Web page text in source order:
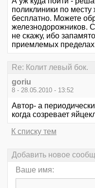
поликлиники по месту
бесплатно. Можете
железнодорожников.
не скажу, ибо
приемлемых
Re: Колит левый бок.
goriu
8 - 28.05.2010 - 13:52
Автор- а
когда созревает
К списку тем
Добавить новое
Ваше имя: